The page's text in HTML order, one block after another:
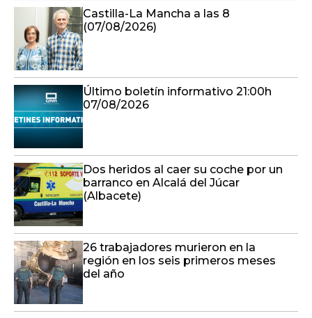
Castilla-La Mancha a las 8
(07/08/2026)
Último boletín informativo 21:00h
07/08/2026
Dos heridos al caer su coche por un
barranco en Alcalá del Júcar
(Albacete)
26 trabajadores murieron en la
región en los seis primeros meses
del año